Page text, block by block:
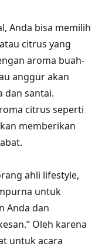
Anda bisa memilih
citrus yang
aroma buah-
anggur akan
dan santai.
citrus seperti
memberikan
ahli lifestyle,
untuk
Anda dan
Oleh karena
untuk acara